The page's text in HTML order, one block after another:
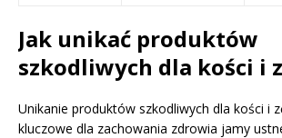
Jak unikać produktów
szkodliwych dla kości i
Unikanie produktów szkodliwych dla kości i
kluczowe dla zachowania zdrowia jamy